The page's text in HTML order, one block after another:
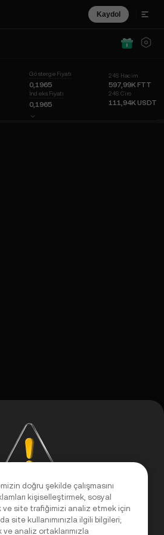
Kaydol
Gösterge Fiyatı
0,1965
İndeks Fiyatı
0,1965
24S Hacim
597,99K FTT
24S Ciro
111,94K USDT
doğru şekilde çalışmasını
kişiselleştirmek, sosyal
ve site trafiğimizi analiz etmek için
site kullanımınızla ilgili bilgileri;
ve analiz ortaklarımızla
Uyarısı
12.08.2026 15:00:00 (UTC+8)